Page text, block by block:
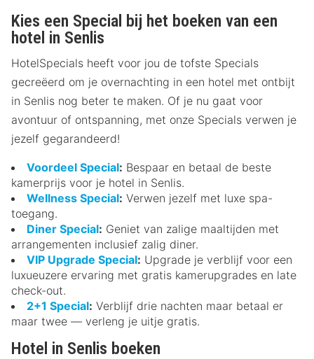
Kies een Special bij het boeken van een
hotel in Senlis
HotelSpecials heeft voor jou de tofste Specials
gecreëerd om je overnachting in een hotel met ontbijt
in Senlis nog beter te maken. Of je nu gaat voor
avontuur of ontspanning, met onze Specials verwen je
jezelf gegarandeerd!
Voordeel Special: Bespaar en betaal de beste
kamerprijs voor je hotel in Senlis.
Wellness Special: Verwen jezelf met luxe spa-
toegang.
Diner Special: Geniet van zalige maaltijden met
arrangementen inclusief zalig diner.
VIP Upgrade Special: Upgrade je verblijf voor een
luxueuzere ervaring met gratis kamerupgrades en late
check-out.
2+1 Special: Verblijf drie nachten maar betaal er
maar twee — verleng je uitje gratis.
Hotel in Senlis boeken